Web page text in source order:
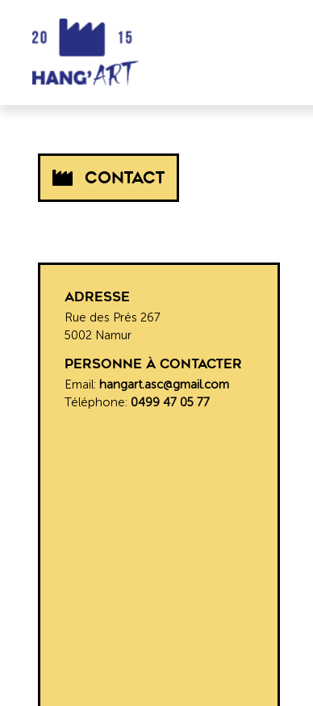
Contact
Adresse
Rue des Prés 267
5002 Namur
Personne à contacter
Email: hangart.asc@gmail.com
Téléphone: 0499 47 05 77